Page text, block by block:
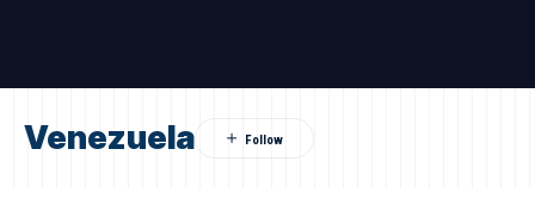
Venezuela